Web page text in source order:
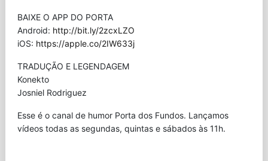
BAIXE O APP DO PORTA
Android: http://bit.ly/2zcxLZO
iOS: https://apple.co/2IW633j
TRADUÇÃO E LEGENDAGEM
Konekto
Josniel Rodriguez
Esse é o canal de humor Porta dos Fundos. Lançamos
vídeos todas as segundas, quintas e sábados às 11h.